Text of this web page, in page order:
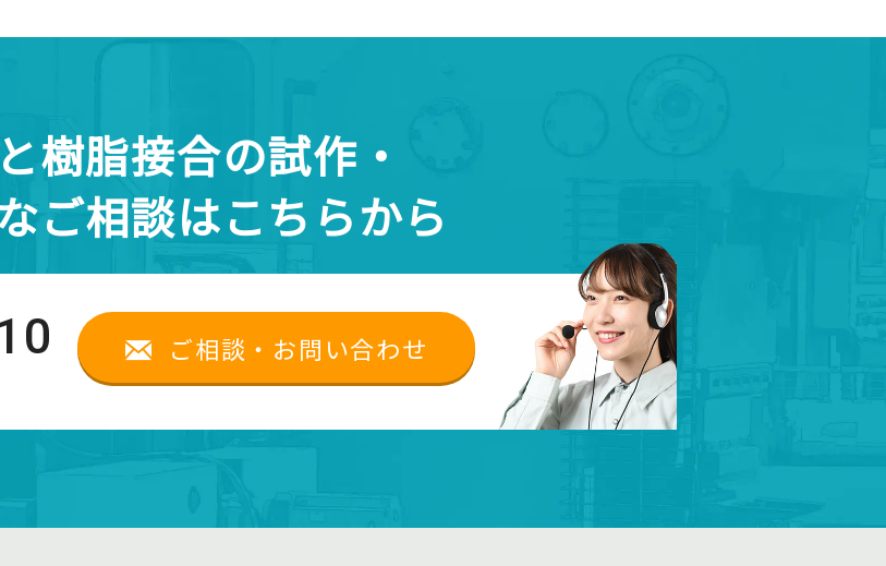
樹脂接合の試作・
ご相談はこちらから
ご相談・お問い合わせ